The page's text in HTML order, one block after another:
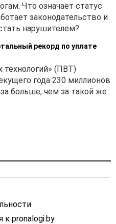
Что означает статус
законодательство и
нарушителем?
рекорд по уплате
(ПВТ)
года 230 миллионов
больше, чем за такой же
к pronalogi.by